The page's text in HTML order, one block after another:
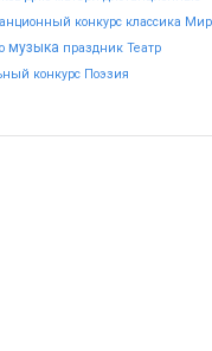
конкурс классика Мир
музыка праздник Театр
конкурс Поэзия